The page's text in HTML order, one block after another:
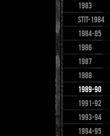
1983
stit-1984
1984-85
1986
1987
1988
1989-90
1991-92
1993-94
1994-95